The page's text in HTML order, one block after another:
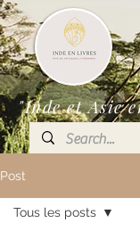
"Inde et Asie
Post
Tous les posts